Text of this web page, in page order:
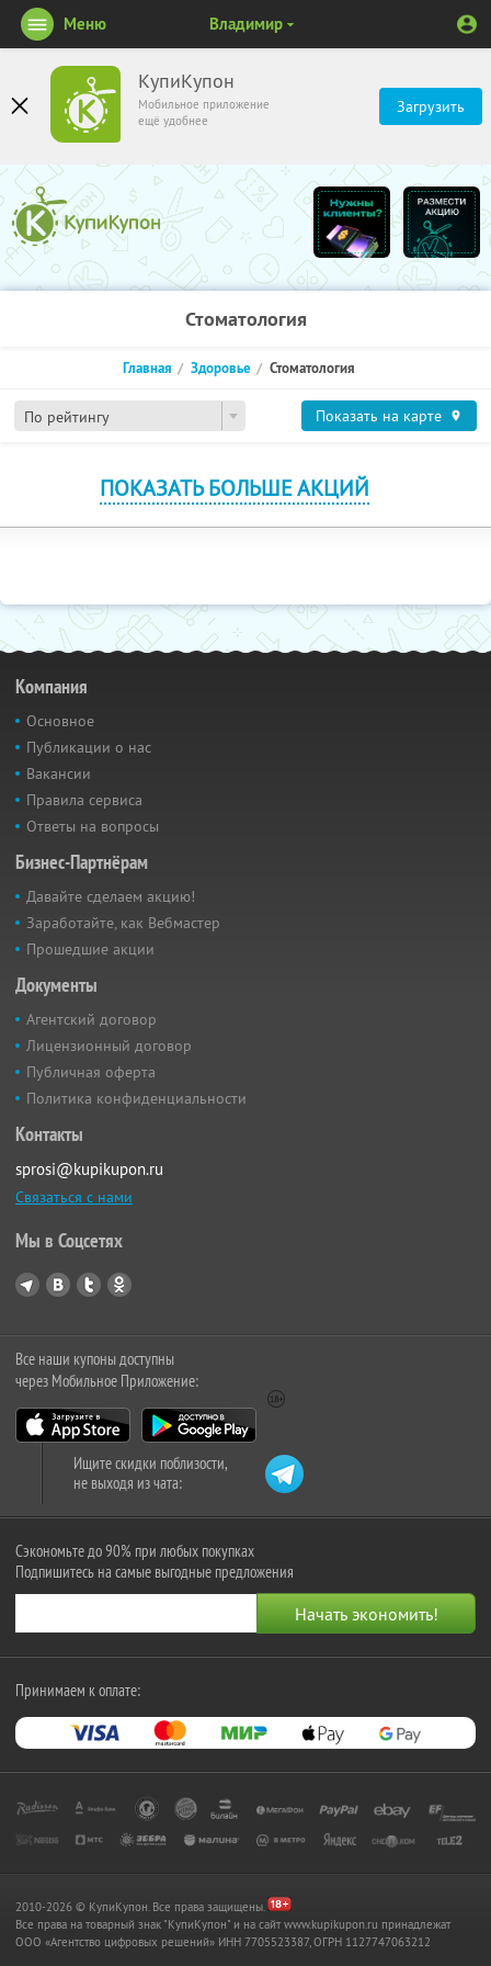
КупиКупон
Мобильное приложение
ещё удобнее
Загрузить
Меню Владимир
Стоматология
По рейтингу
Главная Здоровье Стоматология
Показать на карте
ПОКАЗАТЬ БОЛЬШЕ АКЦИЙ
Компания
Основное
Публикации о нас
Вакансии
Правила сервиса
Ответы на вопросы
Бизнес-Партнёрам
Давайте сделаем акцию!
Заработайте, как Вебмастер
Прошедшие акции
Документы
Агентский договор
Лицензионный договор
Публичная оферта
Политика конфиденциальности
Контакты
sprosi@kupikupon.ru
Связаться с нами
Мы в Соцсетях
Все наши купоны доступны
через Мобильное Приложение:
Ищите скидки поблизости,
не выходя из чата:
Сэкономьте до 90% при любых покупках
Подпишитесь на самые выгодные предложения
Принимаем к оплате:
2010-2026 © КупиКупон. Все права защищены.
Все права на товарный знак "КупиКупон" и на сайт www.kupikupon.ru принадлежат
OOO «Агентство цифровых решений» ИНН 7705523387, ОГРН 1127747063212